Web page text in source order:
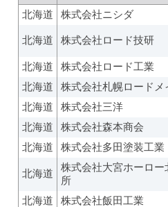
北海道
株式会社ニシダ
北海道 株式会社ロード技研
北海道 株式会社ロード工業
北海道
株式会社札幌ロードメ
北海道
株式会社三洋
北海道
株式会社森本商会
北海道
株式会社多田塗装工業
北海道
株式会社大宮ホーロー
所
北海道 株式会社飯田工業